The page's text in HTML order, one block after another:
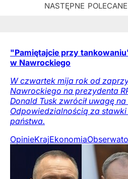
"Pamiętajcie przy
w Nawrockiego
W czwartek mija rok od
Nawrockiego na prezydenta
Donald Tusk zwrócił uwagę
Odpowiedzialnością za stawki
państwa.
OpinieKrajEkonomia